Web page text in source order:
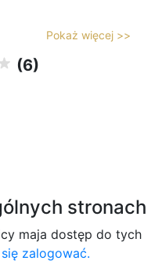
Pokaż więcej >>
(6)
stronach
maja dostęp do tych
zalogować.